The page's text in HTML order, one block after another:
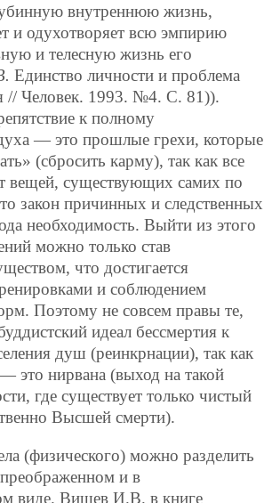
внутреннюю жизнь,
и одухотворяет всю эмпирию
и телесную жизнь его
Единство личности и проблема
// Человек. 1993. №4. С. 81)).
к полному
— это прошлые грехи, которые
(сбросить карму), так как все
вещей, существующих самих по
закон причинных и следственных
необходимость. Выйти из этого
можно только став
что достигается
и соблюдением
Поэтому не совсем правы те,
идеал бессмертия к
душ (реинкрнации), так как
это нирвана (выход на такой
где существует только чистый
Высшей смерти).
(физического) можно разделить
и в
виде. Вишев И.В. в книге